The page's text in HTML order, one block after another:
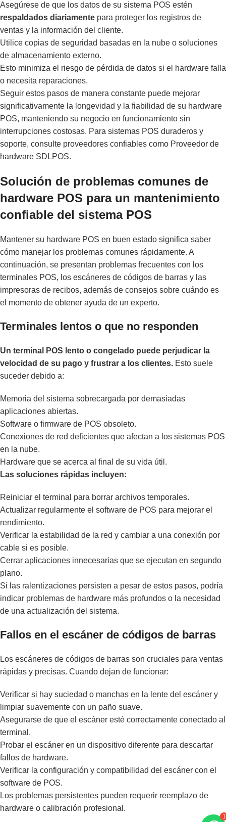
Asegúrese de que los datos de su sistema POS estén
respaldados diariamente para proteger los registros de
ventas y la información del cliente.
Utilice copias de seguridad basadas en la nube o soluciones
de almacenamiento externo.
Esto minimiza el riesgo de pérdida de datos si el hardware falla
o necesita reparaciones.
Seguir estos pasos de manera constante puede mejorar
significativamente la longevidad y la fiabilidad de su hardware
POS, manteniendo su negocio en funcionamiento sin
interrupciones costosas. Para sistemas POS duraderos y
soporte, consulte proveedores confiables como Proveedor de
hardware SDLPOS.
Solución de problemas comunes de
hardware POS para un mantenimiento
confiable del sistema POS
Mantener su hardware POS en buen estado significa saber
cómo manejar los problemas comunes rápidamente. A
continuación, se presentan problemas frecuentes con los
terminales POS, los escáneres de códigos de barras y las
impresoras de recibos, además de consejos sobre cuándo es
el momento de obtener ayuda de un experto.
Terminales lentos o que no responden
Un terminal POS lento o congelado puede perjudicar la
velocidad de su pago y frustrar a los clientes. Esto suele
suceder debido a:
Memoria del sistema sobrecargada por demasiadas
aplicaciones abiertas.
Software o firmware de POS obsoleto.
Conexiones de red deficientes que afectan a los sistemas POS
en la nube.
Hardware que se acerca al final de su vida útil.
Las soluciones rápidas incluyen:
Reiniciar el terminal para borrar archivos temporales.
Actualizar regularmente el software de POS para mejorar el
rendimiento.
Verificar la estabilidad de la red y cambiar a una conexión por
cable si es posible.
Cerrar aplicaciones innecesarias que se ejecutan en segundo
plano.
Si las ralentizaciones persisten a pesar de estos pasos, podría
indicar problemas de hardware más profundos o la necesidad
de una actualización del sistema.
Fallos en el escáner de códigos de barras
Los escáneres de códigos de barras son cruciales para ventas
rápidas y precisas. Cuando dejan de funcionar:
Verificar si hay suciedad o manchas en la lente del escáner y
limpiar suavemente con un paño suave.
Asegurarse de que el escáner esté correctamente conectado al
terminal.
Probar el escáner en un dispositivo diferente para descartar
fallos de hardware.
Verificar la configuración y compatibilidad del escáner con el
software de POS.
Los problemas persistentes pueden requerir reemplazo de
hardware o calibración profesional.
1